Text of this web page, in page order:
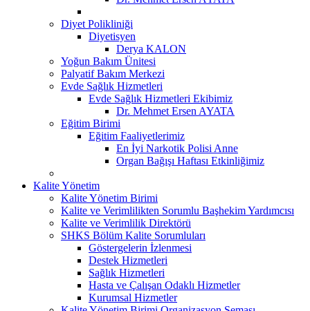
Diyet Polikliniği
Diyetisyen
Derya KALON
Yoğun Bakım Ünitesi
Palyatif Bakım Merkezi
Evde Sağlık Hizmetleri
Evde Sağlık Hizmetleri Ekibimiz
Dr. Mehmet Ersen AYATA
Eğitim Birimi
Eğitim Faaliyetlerimiz
En İyi Narkotik Polisi Anne
Organ Bağışı Haftası Etkinliğimiz
Kalite Yönetim
Kalite Yönetim Birimi
Kalite ve Verimlilikten Sorumlu Başhekim Yardımcısı
Kalite ve Verimlilik Direktörü
SHKS Bölüm Kalite Sorumluları
Göstergelerin İzlenmesi
Destek Hizmetleri
Sağlık Hizmetleri
Hasta ve Çalışan Odaklı Hizmetler
Kurumsal Hizmetler